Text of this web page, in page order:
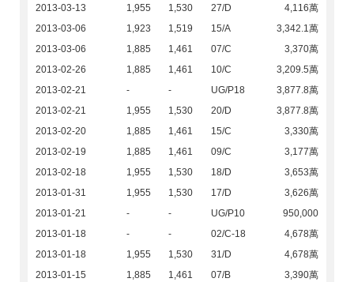
2013-03-13
1,955 1,530 27/D
4,116萬
2013-03-06
1,923 1,519 15/A
3,342.1萬
2013-03-06
1,885 1,461 07/C
3,370萬
2013-02-26
1,885 1,461 10/C
3,209.5萬
2013-02-21
- - UG/P18
3,877.8萬
2013-02-21
1,955 1,530 20/D
3,877.8萬
2013-02-20
1,885 1,461 15/C
3,330萬
2013-02-19
1,885 1,461 09/C
3,177萬
2013-02-18
1,955 1,530 18/D
3,653萬
2013-01-31
1,955 1,530 17/D
3,626萬
2013-01-21
- - UG/P10
950,000
2013-01-18
- - 02/C-18
4,678萬
2013-01-18
1,955 1,530 31/D
4,678萬
2013-01-15
1,885 1,461 07/B
3,390萬